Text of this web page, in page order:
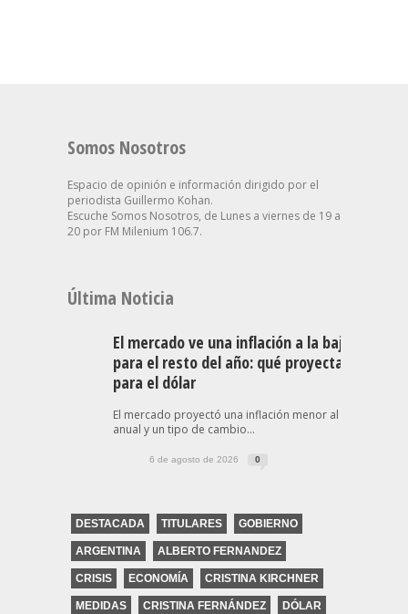
Somos Nosotros
Espacio de opinión e información dirigido por el
periodista Guillermo Kohan.
Escuche Somos Nosotros, de Lunes a viernes de 19 a
20 por FM Milenium 106.7.
Última Noticia
El mercado ve una inflación a la baja
para el resto del año: qué proyecta
para el dólar
El mercado proyectó una inflación menor al 30%
anual y un tipo de cambio...
6 de agosto de 2026 0
DESTACADA TITULARES GOBIERNO
ARGENTINA ALBERTO FERNANDEZ
CRISIS ECONOMÍA CRISTINA KIRCHNER
MEDIDAS CRISTINA FERNÁNDEZ DÓLAR